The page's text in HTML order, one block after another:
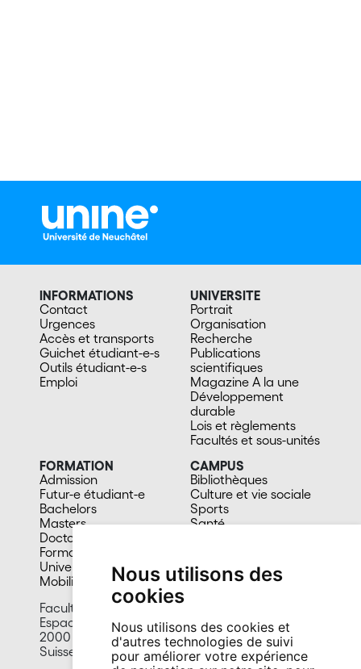
Nous utilisons des
cookies
Nous utilisons des cookies et
d'autres technologies de suivi
pour améliorer votre expérience
INFORMATIONS
Contact
Urgences
Accès et transports
Guichet étudiant-e-s
Outils étudiant-e-s
Emploi
UNIVERSITE
Portrait
Organisation
Recherche
Publications
scientifiques
Magazine A la une
Développement
durable
Lois et règlements
Facultés et sous-unités
FORMATION
Admission
Futur-e étudiant-e
Bachelors
Masters
Doctorat
Formation continue
Université du 3e âge
Mobilité
CAMPUS
Bibliothèques
Culture et vie sociale
Sports
Santé
Faculté des lettres et sciences humaines
Espace Tilo-Frey 1
2000 Neuchâtel
Suisse